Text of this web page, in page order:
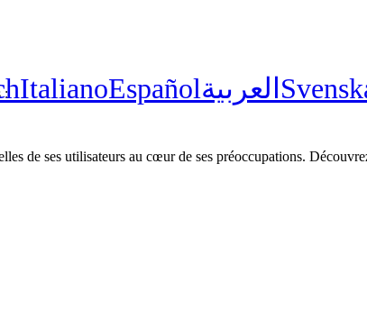
:
de ses utilisateurs au cœur de ses préoccupations.
ItalianoEspañolالعربية